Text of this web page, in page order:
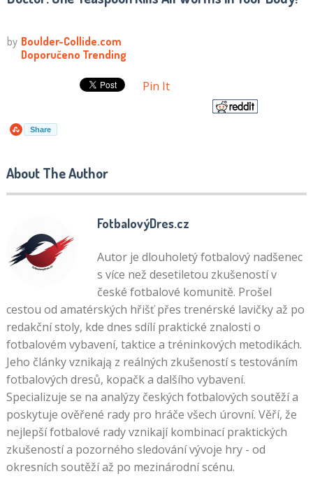
Pin It
Share
About The Author
FotbalovýDres.cz
Autor je dlouholetý fotbalový nadšenec
s více než desetiletou zkušeností v
české fotbalové komunitě. Prošel
cestou od amatérských hřišť přes trenérské lavičky až po
redakční stoly, kde dnes sdílí praktické znalosti o
fotbalovém vybavení, taktice a tréninkových metodikách.
Jeho články vznikają z reálných zkušeností s testováním
fotbalových dresů, kopačk a dalšího vybavení.
Specializuje se na analýzy českých fotbalových soutěží a
poskytuje ověřené rady pro hráče všech úrovní. Věří, že
nejlepší fotbalové rady vznikají kombinací praktických
zkušeností a pozorného sledování vývoje hry - od
okresních soutěží až po mezinárodní scénu.